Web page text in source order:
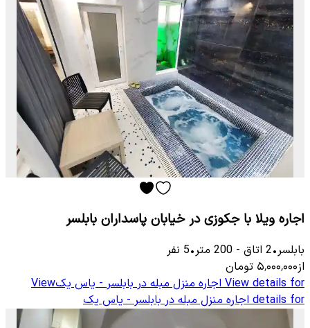
اجاره ویلا با جکوزی در خیابان پاسداران بابلسر
بابلسر•
2 اتاق -
200 متر•
5 نفر
از۵٬۰۰۰٬۰۰۰ تومان
View details for اجاره منزل مبله در بابلسر - یاس یکView
details for اجاره منزل مبله در بابلسر - یاس یک